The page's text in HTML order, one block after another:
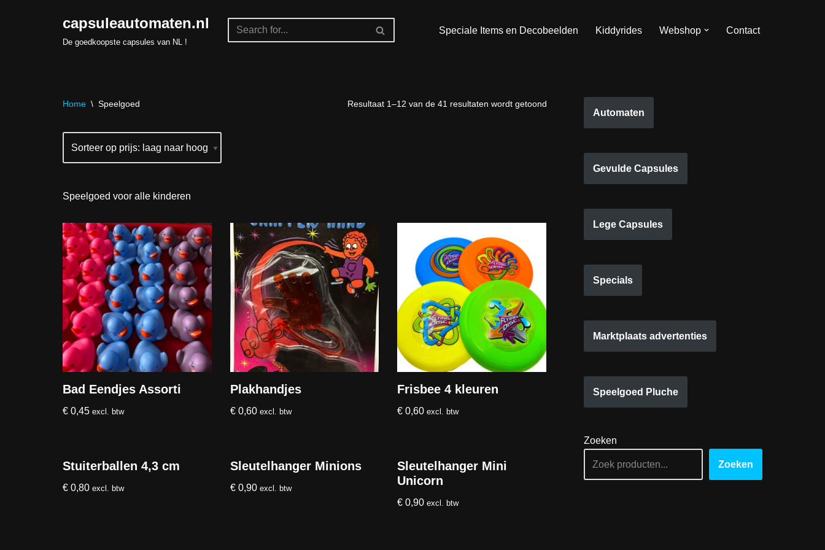
capsuleautomaten.nl
De goedkoopste capsules van NL !
Speciale Items en Decobeelden Kiddyrides Webshop Contact
Home \ Speelgoed Resultaat 1–12 van de 41 resultaten wordt getoond
Speelgoed voor alle kinderen
Bad Eendjes Assorti
€ 0,45 excl. btw
Plakhandjes
€0,60 excl. btw
Frisbee 4 kleuren
€ 0,60 excl. btw
Stuiterballen 4,3 cm
€ 0,80 excl. btw
Sleutelhanger Minions
€0,90 excl. btw
Sleutelhanger Mini
Unicorn
€ 0,90 excl. btw
Automaten
Gevulde Capsules
Lege Capsules
Specials
Marktplaats advertenties
Speelgoed Pluche
Zoeken
Zoeken